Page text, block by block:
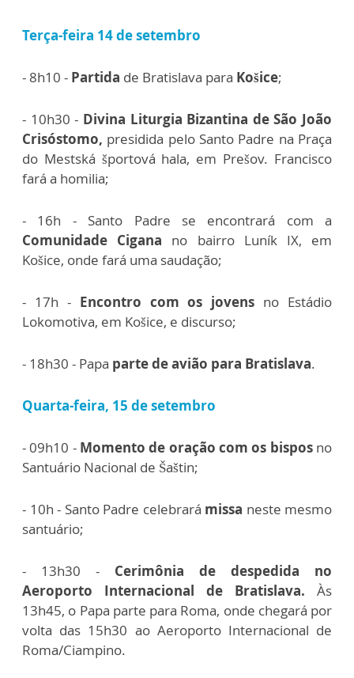
Terça-feira 14 de setembro
- 8h10 - Partida de Bratislava para Košice;
- 10h30 - Divina Liturgia Bizantina de São João
Crisóstomo, presidida pelo Santo Padre na Praça
do Mestská športová hala, em Prešov. Francisco
fará a homilia;
- 16h - Santo Padre se encontrará com a
Comunidade Cigana no bairro Luník IX, em
Košice, onde fará uma saudação;
- 17h - Encontro com os jovens no Estádio
Lokomotiva, em Košice, e discurso;
- 18h30 - Papa parte de avião para Bratislava.
Quarta-feira, 15 de setembro
- 09h10 - Momento de oração com os bisposno
Santuário Nacional de Šaštin;
- 10h - Santo Padre celebrará missa neste mesmo
santuário;
- 13h30 - Cerimônia de despedida no
Aeroporto Internacional de Bratislava. Às
13h45, o Papa parte para Roma, onde chegará por
volta das 15h30 ao Aeroporto Internacional de
Roma/Ciampino.